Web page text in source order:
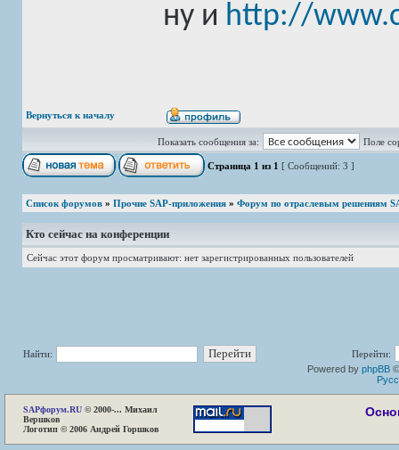
ну и http://
Вернуться к началу
Показать сообщения за: Поле
Страница 1 из 1 [ Сообщений: 3 ]
Список форумов » Прочие SAP-приложения » Форум по отраслевым решениям
Кто сейчас на конференции
Сейчас этот форум просматривают: нет зарегистрированных пользователей
Найти:
Перейти:
Powered by phpBB
SAPфорум.RU © 2000-... Михаил
Вершков
Логотип © 2006 Андрей Горшков